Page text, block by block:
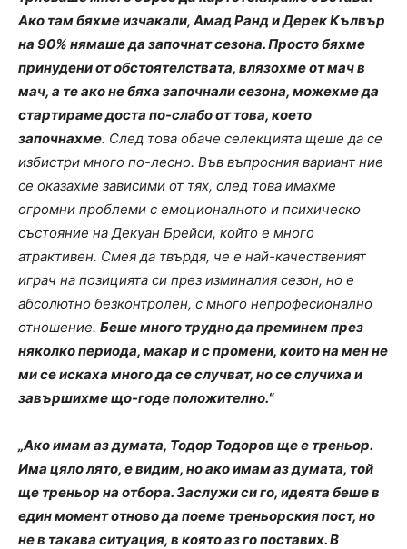
Ако там бяхме изчакали, Амад Ранд и Дерек Кълвър
на 90% нямаше да започнат сезона. Просто бяхме
принудени от обстоятелствата, влязохме от мач в
мач, а те ако не бяха започнали сезона, можехме да
стартираме доста по-слабо от това, което
започнахме. След това обаче селекцията щеше да се
избистри много по-лесно. Във въпросния вариант ние
се оказахме зависими от тях, след това имахме
огромни проблеми с емоционалното и психическо
състояние на Декуан Брейси, който е много
атрактивен. Смея да твърдя, че е най-качественият
играч на позицията си през изминалия сезон, но е
абсолютно безконтролен, с много непрофесионално
отношение. Беше много трудно да преминем през
няколко периода, макар и с промени, които на мен не
ми се искаха много да се случват, но се случиха и
завършихме що-годе положително.“
„Ако имам аз думата, Тодор Тодоров ще е треньор.
Има цяло лято, е видим, но ако имам аз думата, той
ще треньор на отбора. Заслужи си го, идеята беше в
един момент отново да поеме треньорския пост, но
не в такава ситуация, в която аз го поставих. В